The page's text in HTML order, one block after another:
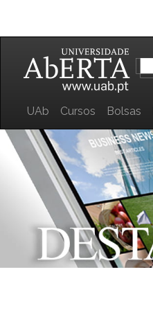
UAb Cursos Bolsas